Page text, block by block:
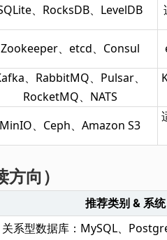
、RocksDB、LevelDB
Zookeeper、etcd、Consul
、RabbitMQ、Pulsar、
RocketMQ、NATS
MinIO、Ceph、Amazon S3
向）
推荐类别 & 系统
关系型数据库：MySQL、